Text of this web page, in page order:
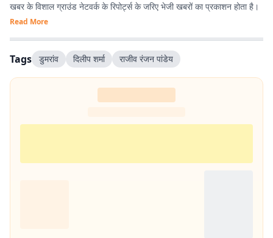
खबर के विशाल ग्राउंड नेटवर्क के रिपोर्ट्स के जरिए भेजी खबरों का प्रकाशन होता है।
Read More
Tags डुमरांव दिलीप शर्मा राजीव रंजन पांडेय